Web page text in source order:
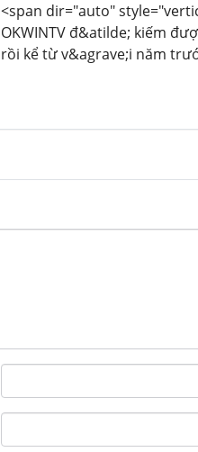
<span dir="auto"
OKWINTV đ&atilde; kiếm
rồi kể từ v&agrave;i năm